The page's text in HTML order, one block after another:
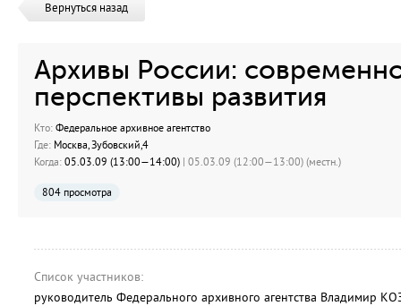
Вернуться назад
Архивы России:
перспективы развития
Кто: Федеральное архивное агентство
Где: Москва, Зубовский,4
Когда: 05.03.09 (13:00—14:00) | 05.03.09 (12:00—13:00) (местн.)
804 просмотра
Список участников:
руководитель Федерального архивного агентства Владимир